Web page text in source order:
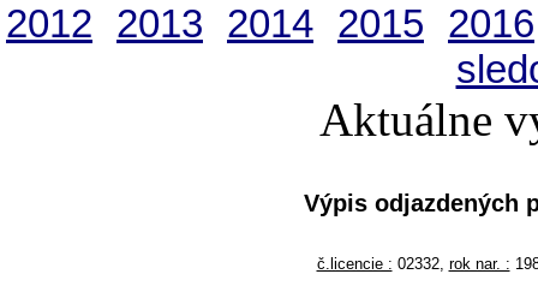
2012 2013 2014 2015
2016
Aktuálne
Výpis odjazdených
č.licencie : 02332, rok nar. :